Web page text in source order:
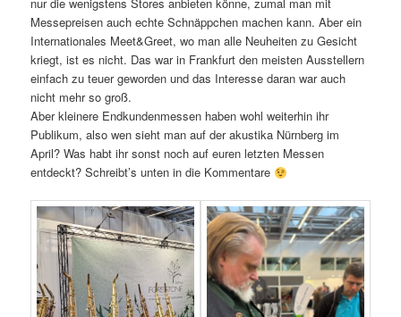
Messepreisen auch echte Schnäppchen machen kann. Aber ein
Internationales Meet&Greet, wo man alle Neuheiten zu Gesicht
kriegt, ist es nicht. Das war in Frankfurt den meisten Ausstellern
einfach zu teuer geworden und das Interesse daran war auch
nicht mehr so groß.
Aber kleinere Endkundenmessen haben wohl weiterhin ihr
Publikum, also wen sieht man auf der akustika Nürnberg im
April? Was habt ihr sonst noch auf euren letzten Messen
entdeckt? Schreibt’s unten in die Kommentare